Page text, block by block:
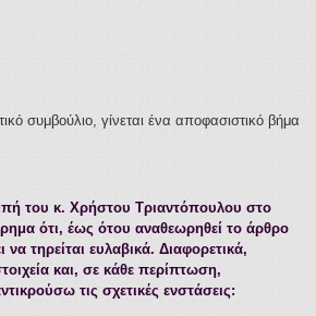
συμβούλιο, γίνεται ένα αποφασιστικό βήμα
του κ. Χρήστου Τριαντόπουλου στο
ότι, έως ότου αναθεωρηθεί το άρθρο
τηρείται ευλαβικά. Διαφορετικά,
και, σε κάθε περίπτωση,
τις σχετικές ενστάσεις: